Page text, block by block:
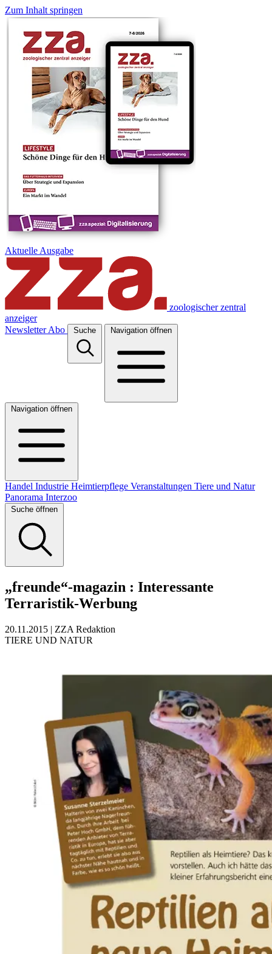
Zum Inhalt springen
Aktuelle Ausgabe
zoologischer zentral
anzeiger
Newsletter Abo Suche Navigation öffnen
Navigation öffnen
Handel Industrie Heimtierpflege Veranstaltungen Tiere und Natur
Panorama Interzoo
Suche öffnen
„freunde“-magazin : Interessante
Terraristik-Werbung
20.11.2015 | ZZA Redaktion
TIERE UND NATUR